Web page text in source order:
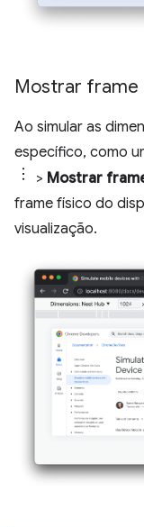
Mostrar frame
Ao simular as
específico, como
> Mostrar
frame físico do
visualização.